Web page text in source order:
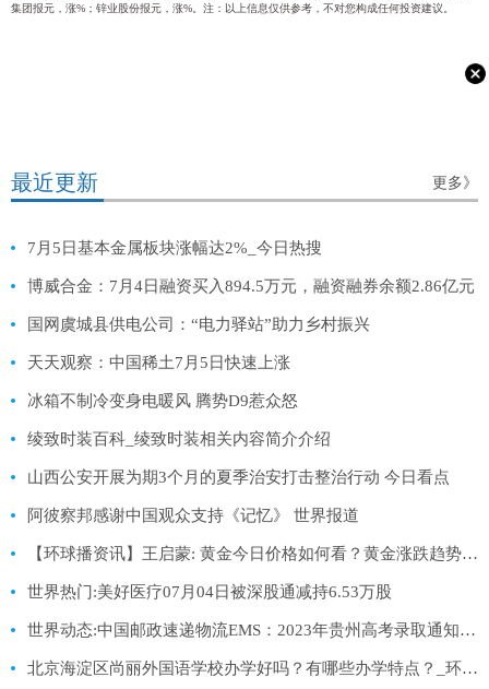
集团报元，涨%；锌业股份报元，涨%。注：以上信息仅供参考，不对您构成任何投资建议。
最近更新 更多》
7月5日基本金属板块涨幅达2%_今日热搜
博威合金：7月4日融资买入894.5万元，融资融券余额2.86亿元
国网虞城县供电公司：“电力驿站”助力乡村振兴
天天观察：中国稀土7月5日快速上涨
冰箱不制冷变身电暖风 腾势D9惹众怒
绫致时装百科_绫致时装相关内容简介介绍
山西公安开展为期3个月的夏季治安打击整治行动 今日看点
阿彼察邦感谢中国观众支持《记忆》 世界报道
【环球播资讯】王启蒙: 黄金今日价格如何看？黄金涨跌趋势分析及最新多空操作建议
世界热门:美好医疗07月04日被深股通减持6.53万股
世界动态:中国邮政速递物流EMS：2023年贵州高考录取通知书查询系统
北京海淀区尚丽外国语学校办学好吗？有哪些办学特点？_环球微速讯